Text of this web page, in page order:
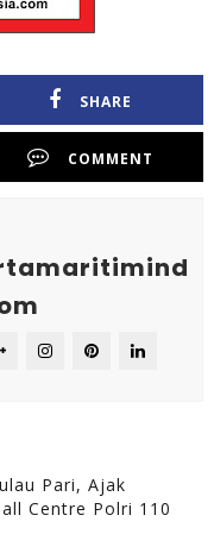
SHARE
COMMENT
Pari, Ajak
Centre Polri 110